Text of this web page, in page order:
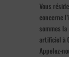
Vous
concerne
sommes
artificiel à
Appelez-